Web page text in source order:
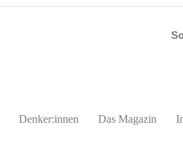
Denker:innen Das Magazin